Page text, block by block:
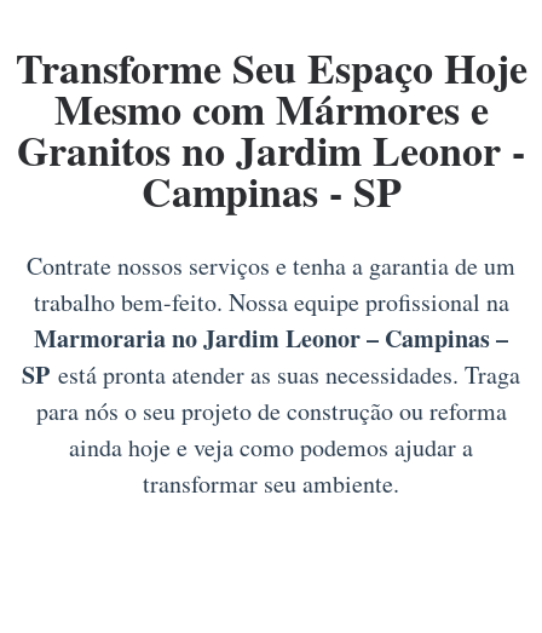
Transforme Seu Espaço Hoje
Mesmo com Mármores e
Granitos no Jardim Leonor -
Campinas - SP
Contrate nossos serviços e tenha a garantia de um
trabalho bem-feito. Nossa equipe profissional na
Marmoraria no Jardim Leonor – Campinas –
SP está pronta atender as suas necessidades. Traga
para nós o seu projeto de construção ou reforma
ainda hoje e veja como podemos ajudar a
transformar seu ambiente.